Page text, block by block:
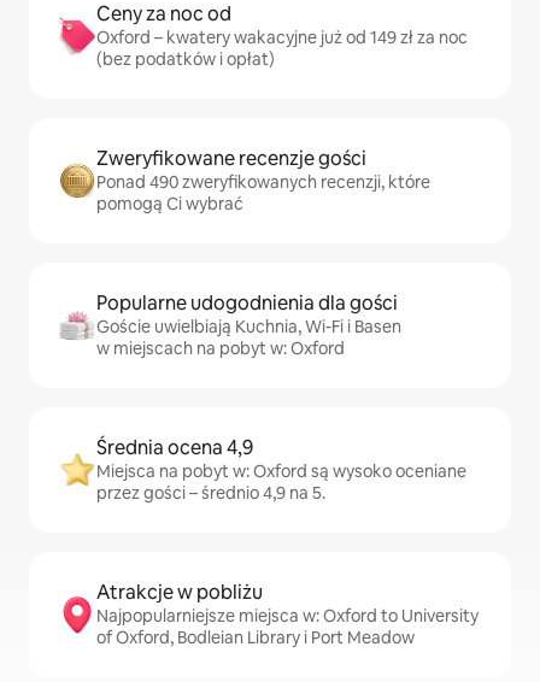
Ceny za noc od
Oxford – kwatery wakacyjne już od 149 zł za noc
(bez podatków i opłat)
Zweryfikowane recenzje gości
Ponad 490 zweryfikowanych recenzji, które
pomogą Ci wybrać
Popularne udogodnienia dla gości
Goście uwielbiają Kuchnia, Wi-Fi i Basen
w miejscach na pobyt w: Oxford
Średnia ocena 4,9
Miejsca na pobyt w: Oxford są wysoko oceniane
przez gości – średnio 4,9 na 5.
Atrakcje w pobliżu
Najpopularniejsze miejsca w: Oxford to University
of Oxford, Bodleian Library i Port Meadow